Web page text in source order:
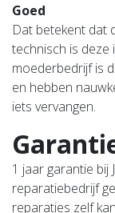
Goed
Dat betekent dat
technisch is deze
moederbedrijf is
en hebben
iets vervangen.
1 jaar garantie bij
reparatiebedrijf
reparaties zelf